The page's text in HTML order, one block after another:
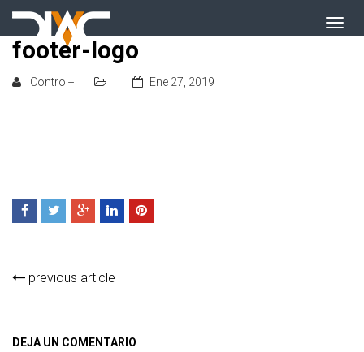
footer-logo
Control+ Ene 27, 2019
previous article
DEJA UN COMENTARIO